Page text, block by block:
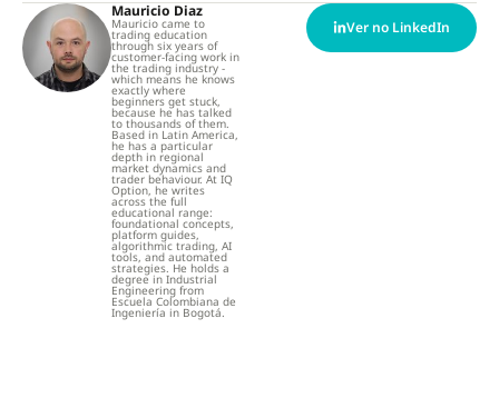
Mauricio Diaz
Mauricio came to
trading education
through six years of
customer-facing work in
the trading industry -
which means he knows
exactly where
beginners get stuck,
because he has talked
to thousands of them.
Based in Latin America,
he has a particular
depth in regional
market dynamics and
trader behaviour. At IQ
Option, he writes
across the full
educational range:
foundational concepts,
platform guides,
algorithmic trading, AI
tools, and automated
strategies. He holds a
degree in Industrial
Engineering from
Escuela Colombiana de
Ingeniería in Bogotá.
Ver no LinkedIn